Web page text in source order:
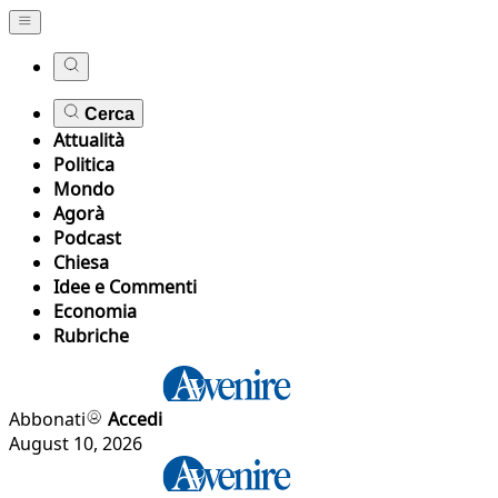
Cerca
Attualità
Politica
Mondo
Agorà
Podcast
Chiesa
Idee e Commenti
Economia
Rubriche
Abbonati
Accedi
August 10, 2026